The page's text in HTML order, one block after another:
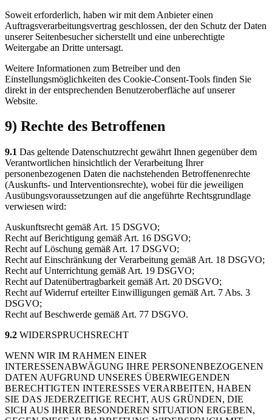
Soweit erforderlich, haben wir mit dem Anbieter einen
Auftragsverarbeitungsvertrag geschlossen, der den Schutz der Daten
unserer Seitenbesucher sicherstellt und eine unberechtigte
Weitergabe an Dritte untersagt.
Weitere Informationen zum Betreiber und den
Einstellungsmöglichkeiten des Cookie-Consent-Tools finden Sie
direkt in der entsprechenden Benutzeroberfläche auf unserer
Website.
9) Rechte des Betroffenen
9.1 Das geltende Datenschutzrecht gewährt Ihnen gegenüber dem
Verantwortlichen hinsichtlich der Verarbeitung Ihrer
personenbezogenen Daten die nachstehenden Betroffenenrechte
(Auskunfts- und Interventionsrechte), wobei für die jeweiligen
Ausübungsvoraussetzungen auf die angeführte Rechtsgrundlage
verwiesen wird:
Auskunftsrecht gemäß Art. 15 DSGVO;
Recht auf Berichtigung gemäß Art. 16 DSGVO;
Recht auf Löschung gemäß Art. 17 DSGVO;
Recht auf Einschränkung der Verarbeitung gemäß Art. 18 DSGVO;
Recht auf Unterrichtung gemäß Art. 19 DSGVO;
Recht auf Datenübertragbarkeit gemäß Art. 20 DSGVO;
Recht auf Widerruf erteilter Einwilligungen gemäß Art. 7 Abs. 3
DSGVO;
Recht auf Beschwerde gemäß Art. 77 DSGVO.
9.2 WIDERSPRUCHSRECHT
WENN WIR IM RAHMEN EINER
INTERESSENABWÄGUNG IHRE PERSONENBEZOGENEN
DATEN AUFGRUND UNSERES ÜBERWIEGENDEN
BERECHTIGTEN INTERESSES VERARBEITEN, HABEN
SIE DAS JEDERZEITIGE RECHT, AUS GRÜNDEN, DIE
SICH AUS IHRER BESONDEREN SITUATION ERGEBEN,